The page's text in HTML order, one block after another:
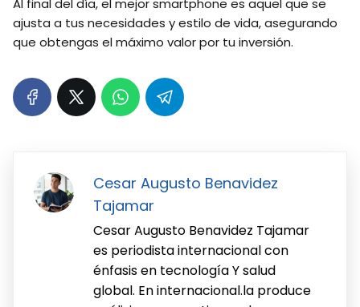
Al final del día, el mejor smartphone es aquel que se
ajusta a tus necesidades y estilo de vida, asegurando
que obtengas el máximo valor por tu inversión.
Cesar Augusto Benavidez
Tajamar
Cesar Augusto Benavidez Tajamar
es periodista internacional con
énfasis en tecnología Y salud
global. En internacional.la produce